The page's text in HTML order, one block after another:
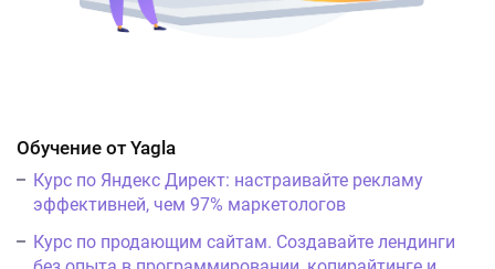
Обучение от Yagla
Курс по Яндекс Директ: настраивайте рекламу
эффективней, чем 97% маркетологов
Курс по продающим сайтам. Создавайте лендинги